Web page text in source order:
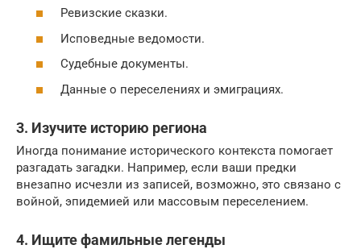
Ревизские сказки.
Исповедные ведомости.
Судебные документы.
Данные о переселениях и эмиграциях.
3. Изучите историю региона
Иногда понимание исторического контекста помогает
разгадать загадки. Например, если ваши предки
внезапно исчезли из записей, возможно, это связано с
войной, эпидемией или массовым переселением.
4. Ищите фамильные легенды